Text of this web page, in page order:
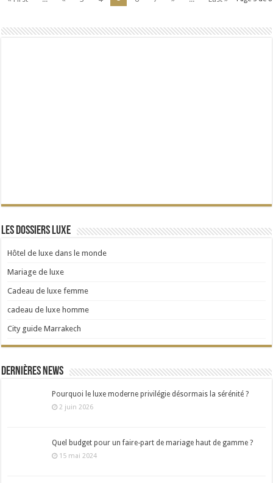
Les dossiers Luxe
Hôtel de luxe dans le monde
Mariage de luxe
Cadeau de luxe femme
cadeau de luxe homme
City guide Marrakech
Dernières news
Pourquoi le luxe moderne privilégie désormais la sérénité ?
2 juin 2026
Quel budget pour un faire-part de mariage haut de gamme ?
15 mai 2024